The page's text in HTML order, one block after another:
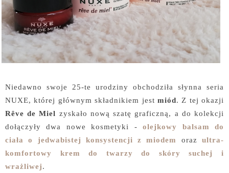
Niedawno swoje 25-te urodziny obchodziła słynna seria
NUXE, której głównym składnikiem jest miód. Z tej okazji
Rêve de Miel zyskało nową szatę graficzną, a do kolekcji
dołączyły dwa nowe kosmetyki -olejkowy balsam do
ciała o jedwabistej konsystencji z miodem
orazultra-
komfortowy krem do twarzy do skóry suchej i
wrażliwej.